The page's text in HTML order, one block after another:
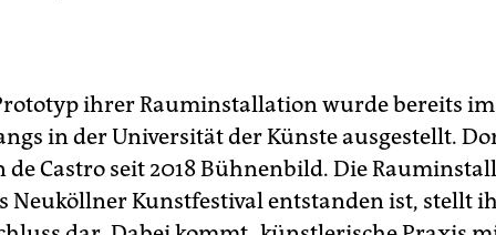
1.100 Künstler:innen nehmen diesmal teil. Das Programm
sämtliche künstlerischen Genres von Performance,
Fotografie, Skulptur bis Installationen, Intervention,
Lyrik und Musik. Alle Infos unter48-stunden-
ihrer Rauminstallation wurde bereits
in der Universität der Künste ausgestellt.
de Castro seit 2018 Bühnenbild. Die
Neuköllner Kunstfestival entstanden ist, stellt